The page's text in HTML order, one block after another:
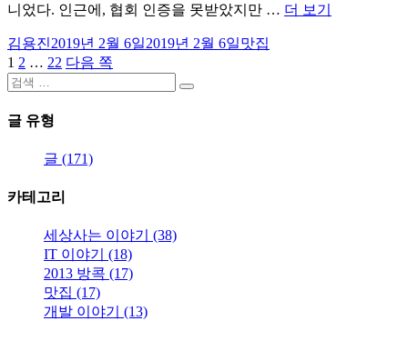
니었다. 인근에, 협회 인증을 못받았지만 … 더 보기
글
쓴
이
김용진작
성
2019년 2월 6일2019년 2월 6일카
맛집
글
페
이
매
페
이
1 페
이
2 … 페
22 다음 쪽
검
검
글 유형
글 (171)
카테고리
세상사는 이야기 (38)
IT 이야기 (18)
2013 방콕 (17)
맛집 (17)
개발 이야기 (13)